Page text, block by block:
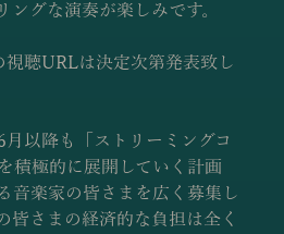
ングな演奏が楽しみです。
視聴URLは決定次第発表致し
以降も「ストリーミングコ
積極的に展開していく計画
音楽家の皆さまを広く募集し
皆さまの経済的な負担は全く